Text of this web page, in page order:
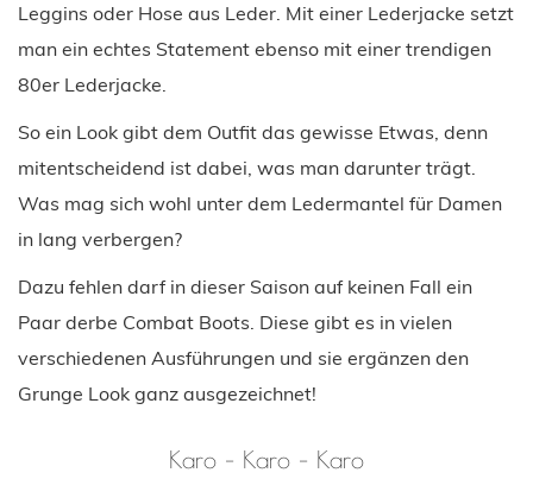
Leggins oder Hose aus Leder. Mit einer Lederjacke setzt
man ein echtes Statement ebenso mit einer trendigen
80er Lederjacke.
So ein Look gibt dem Outfit das gewisse Etwas, denn
mitentscheidend ist dabei, was man darunter trägt.
Was mag sich wohl unter dem Ledermantel für Damen
in lang verbergen?
Dazu fehlen darf in dieser Saison auf keinen Fall ein
Paar derbe Combat Boots. Diese gibt es in vielen
verschiedenen Ausführungen und sie ergänzen den
Grunge Look ganz ausgezeichnet!
Karo – Karo – Karo